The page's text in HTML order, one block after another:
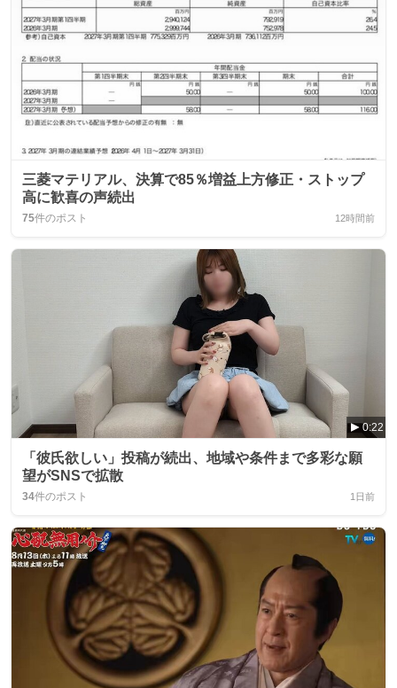
三菱マテリアル、決算で85％増益上方修正・ストップ
高に歓喜の声続出
75件のポスト 12時間前
0:22
「彼氏欲しい」投稿が続出、地域や条件まで多彩な願
望がSNSで拡散
34件のポスト 1日前